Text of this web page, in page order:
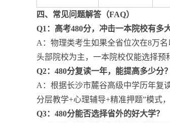
四、常见问题解答（FAQ）
Q1：高考480分，冲击一本院校有多
A：物理类考生如果全省位次在8万
头部院校为主，一本院校仅能选择预
Q2：480分复读一年，能提高多少分？
A：根据长沙市麓谷高级中学历年复
分层教学+心理辅导+精准押题”模式
Q3：480分能否选择省外的好大学？